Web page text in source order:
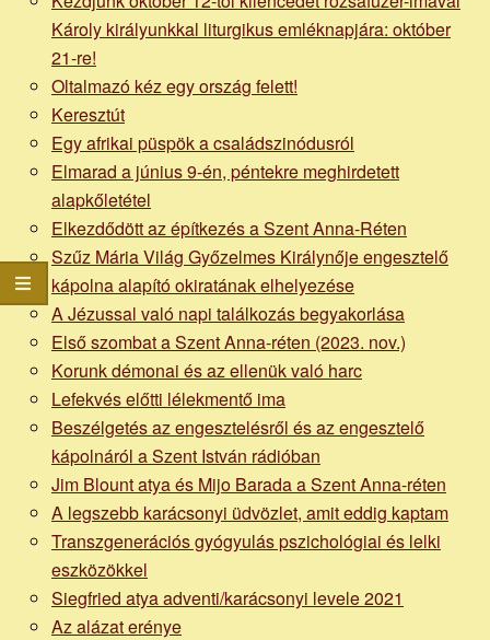
Károly királyunkkal liturgikus emléknapjára: október
21-re!
Oltalmazó kéz egy ország felett!
Keresztút
Egy afrikai püspök a családszinódusról
Elmarad a június 9-én, péntekre meghirdetett
alapkőletétel
Elkezdődött az építkezés a Szent Anna-Réten
Szűz Mária Világ Győzelmes Királynője engesztelő
kápolna alapító okiratának elhelyezése
A Jézussal való napi találkozás begyakorlása
Első szombat a Szent Anna-réten (2023. nov.)
Korunk démonai és az ellenük való harc
Lefekvés előtti lélekmentő ima
Beszélgetés az engesztelésről és az engesztelő
kápolnáról a Szent István rádióban
Jim Blount atya és Mijo Barada a Szent Anna-réten
A legszebb karácsonyi üdvözlet, amit eddig kaptam
Transzgenerációs gyógyulás pszichológiai és lelki
eszközökkel
Siegfried atya adventi/karácsonyi levele 2021
Az alázat erénye